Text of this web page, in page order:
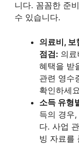
니다. 꼼꼼한 준
수 있습니다.
의료비, 보
점검: 의
혜택을 받
관련 영수
확인하세
소득 유형
득의 경우
다. 사업
빙 자료를